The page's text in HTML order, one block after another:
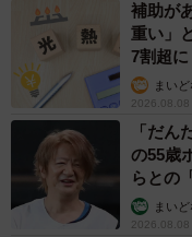
補助が
重い」
7割超に
まい
2026.08.08
「だ
の55歳
らとの
まい
2026.08.08